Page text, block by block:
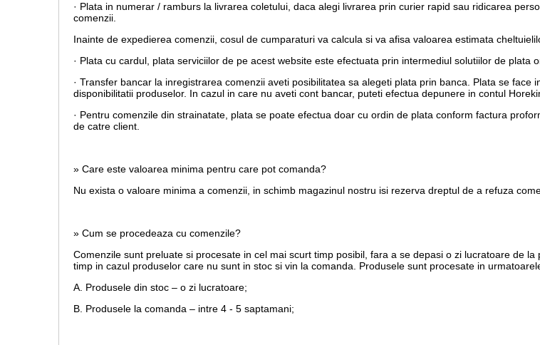
· Plata in numerar / ramburs la livrarea coletului, daca alegi livrarea prin curier rapid sau ridicarea
comenzii.
Inainte de expedierea comenzii, cosul de cumparaturi va calcula si va afisa valoarea estimata
· Plata cu cardul, plata serviciilor de pe acest website este efectuata prin intermediul solutiilor de plata
· Transfer bancar la inregistrarea comenzii aveti posibilitatea sa alegeti plata prin banca. Plata se
disponibilitatii produselor. In cazul in care nu aveti cont bancar, puteti efectua depunere in contul
· Pentru comenzile din strainatate, plata se poate efectua doar cu ordin de plata conform factura
de catre client.
» Care este valoarea minima pentru care pot comanda?
Nu exista o valoare minima a comenzii, in schimb magazinul nostru isi rezerva dreptul de a refuza
» Cum se procedeaza cu comenzile?
Comenzile sunt preluate si procesate in cel mai scurt timp posibil, fara a se depasi o zi lucratoare de
timp in cazul produselor care nu sunt in stoc si vin la comanda. Produsele sunt procesate in
A. Produsele din stoc – o zi lucratoare;
B. Produsele la comanda – intre 4 - 5 saptamani;